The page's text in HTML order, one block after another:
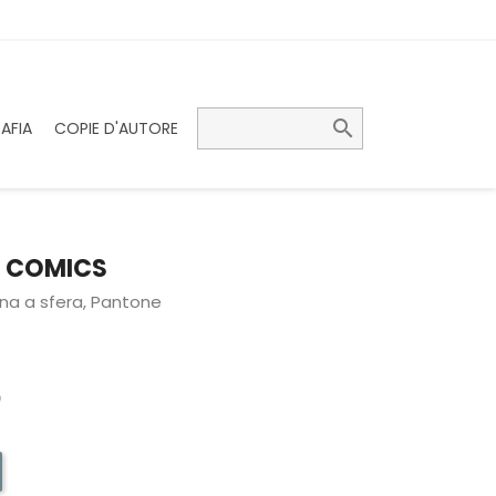
COPIE D'AUTORE 
a sfera, Pantone